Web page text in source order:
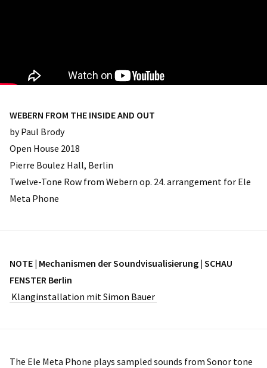
WEBERN FROM THE INSIDE AND OUT
by Paul Brody
Open House 2018
Pierre Boulez Hall, Berlin
Twelve-Tone Row from Webern op. 24. arrangement for Ele
Meta Phone
NOTE | Mechanismen der Soundvisualisierung | SCHAU
FENSTER Berlin
Klanginstallation mit Simon Bauer
The Ele Meta Phone plays sampled sounds from Sonor tone